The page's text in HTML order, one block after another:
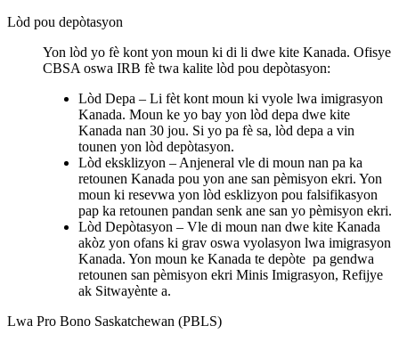
Lòd pou depòtasyon
Yon lòd yo fè kont yon moun ki di li dwe kite Kanada. Ofisye
CBSA oswa IRB fè twa kalite lòd pou depòtasyon:
Lòd Depa – Li fèt kont moun ki vyole lwa imigrasyon
Kanada. Moun ke yo bay yon lòd depa dwe kite
Kanada nan 30 jou. Si yo pa fè sa, lòd depa a vin
tounen yon lòd depòtasyon.
Lòd eksklizyon – Anjeneral vle di moun nan pa ka
retounen Kanada pou yon ane san pèmisyon ekri. Yon
moun ki resevwa yon lòd esklizyon pou falsifikasyon
pap ka retounen pandan senk ane san yo pèmisyon ekri.
Lòd Depòtasyon – Vle di moun nan dwe kite Kanada
akòz yon ofans ki grav oswa vyolasyon lwa imigrasyon
Kanada. Yon moun ke Kanada te depòte pa gendwa
retounen san pèmisyon ekri Minis Imigrasyon, Refijye
ak Sitwayènte a.
Lwa Pro Bono Saskatchewan (PBLS)